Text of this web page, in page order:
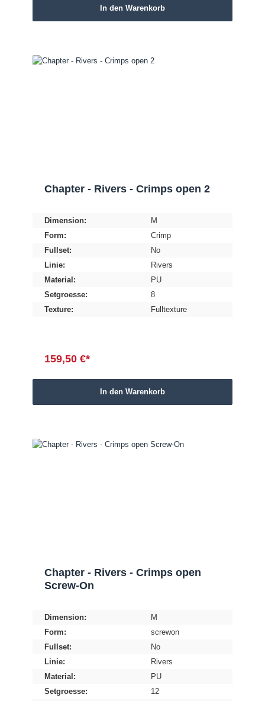
In den Warenkorb
Chapter - Rivers - Crimps open 2
Dimension:
M
Form:
Crimp
Fullset:
No
Linie:
Rivers
Material:
PU
Setgroesse:
8
Texture:
Fulltexture
159,50 €*
In den Warenkorb
Chapter - Rivers - Crimps open
Screw-On
Dimension:
M
Form:
screwon
Fullset:
No
Linie:
Rivers
Material:
PU
Setgroesse:
12